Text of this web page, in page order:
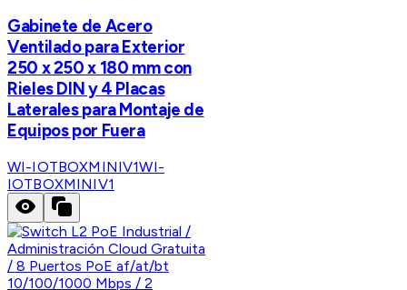
Gabinete de Acero
Ventilado para Exterior
250 x 250 x 180 mm con
Rieles DIN y 4 Placas
Laterales para Montaje de
Equipos por Fuera
WI-IOTBOXMINIV1WI-
IOTBOXMINIV1